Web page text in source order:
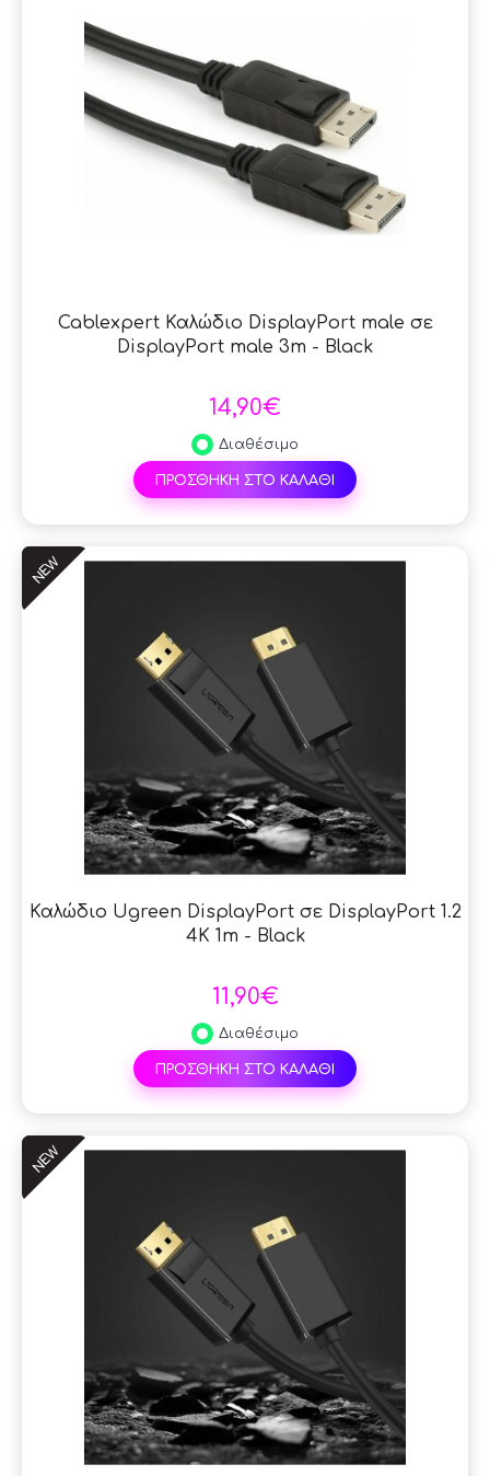
Cablexpert Καλώδιο DisplayPort male σε
DisplayPort male 3m - Black
14,90€
Διαθέσιμο
ΠΡΟΣΘΗΚΗ ΣΤΟ ΚΑΛΑΘΙ
NEW
Καλώδιο Ugreen DisplayPort σε DisplayPort 1.2
4K 1m - Black
11,90€
Διαθέσιμο
ΠΡΟΣΘΗΚΗ ΣΤΟ ΚΑΛΑΘΙ
NEW